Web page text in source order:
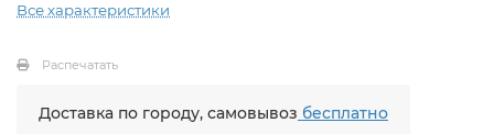
Все характеристики
Распечатать
Доставка по городу, самовывоз бесплатно